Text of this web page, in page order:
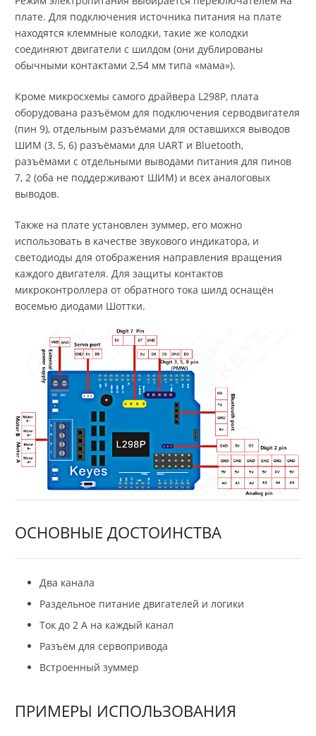
плате. Для подключения источника питания на плате
находятся клеммные колодки, такие же колодки
соединяют двигатели с шилдом (они дублированы
обычными контактами 2,54 мм типа «мама»).
Кроме микросхемы самого драйвера L298P, плата
оборудована разъёмом для подключения серводвигателя
(пин 9), отдельным разъёмами для оставшихся выводов
ШИМ (3, 5, 6) разъёмами для UART и Bluetooth,
разъёмами с отдельными выводами питания для пинов
7, 2 (оба не поддерживают ШИМ) и всех аналоговых
выводов.
Также на плате установлен зуммер, его можно
использовать в качестве звукового индикатора, и
светодиоды для отображения направления вращения
каждого двигателя. Для защиты контактов
микроконтроллера от обратного тока шилд оснащён
восемью диодами Шоттки.
ОСНОВНЫЕ ДОСТОИНСТВА
Два канала
Раздельное питание двигателей и логики
Ток до 2 А на каждый канал
Разъём для сервопривода
Встроенный зуммер
ПРИМЕРЫ ИСПОЛЬЗОВАНИЯ